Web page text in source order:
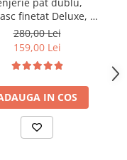
finetat Deluxe, 6
cearceaf pat cu
elastic, Maro
280,00 Lei
159,00 Lei
IN COS